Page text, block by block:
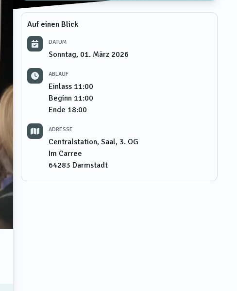
Auf einen Blick
DATUM
Sonntag, 01. März 2026
ABLAUF
Einlass 11:00
Beginn 11:00
Ende 18:00
ADRESSE
Centralstation, Saal, 3. OG
Im Carree
64283 Darmstadt